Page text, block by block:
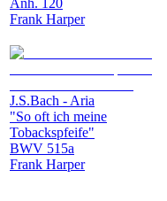
Frank Harper
J.S.Bach - Aria
"So oft ich meine
Tobackspfeife"
BWV 515a
Frank Harper